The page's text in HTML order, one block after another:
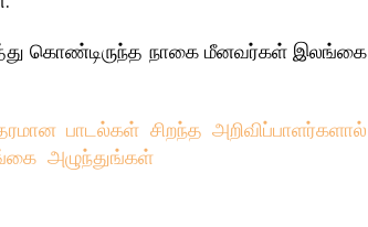
கொண்டிருந்த நாகை மீனவர்கள் இலங்கை
பாடல்கள் சிறந்த அறிவிப்பாளர்களால்
அழுந்துங்கள்